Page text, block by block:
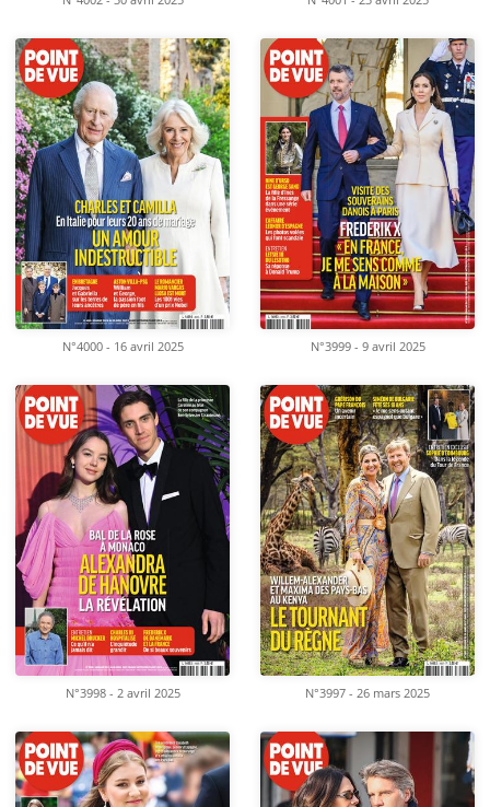
N°4000 - 16 avril 2025 N°3999 - 9 avril 2025
N°3998 - 2 avril 2025 N°3997 - 26 mars 2025